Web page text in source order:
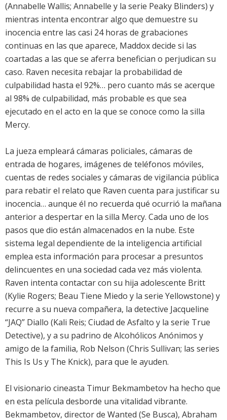
(Annabelle Wallis; Annabelle y la serie Peaky Blinders) y
mientras intenta encontrar algo que demuestre su
inocencia entre las casi 24 horas de grabaciones
continuas en las que aparece, Maddox decide si las
coartadas a las que se aferra benefician o perjudican su
caso. Raven necesita rebajar la probabilidad de
culpabilidad hasta el 92%… pero cuanto más se acerque
al 98% de culpabilidad, más probable es que sea
ejecutado en el acto en la que se conoce como la silla
Mercy.
La jueza empleará cámaras policiales, cámaras de
entrada de hogares, imágenes de teléfonos móviles,
cuentas de redes sociales y cámaras de vigilancia pública
para rebatir el relato que Raven cuenta para justificar su
inocencia… aunque él no recuerda qué ocurrió la mañana
anterior a despertar en la silla Mercy. Cada uno de los
pasos que dio están almacenados en la nube. Este
sistema legal dependiente de la inteligencia artificial
emplea esta información para procesar a presuntos
delincuentes en una sociedad cada vez más violenta.
Raven intenta contactar con su hija adolescente Britt
(Kylie Rogers; Beau Tiene Miedo y la serie Yellowstone) y
recurre a su nueva compañera, la detective Jacqueline
“JAQ” Diallo (Kali Reis; Ciudad de Asfalto y la serie True
Detective), y a su padrino de Alcohólicos Anónimos y
amigo de la familia, Rob Nelson (Chris Sullivan; las series
This Is Us y The Knick), para que le ayuden.
El visionario cineasta Timur Bekmambetov ha hecho que
en esta película desborde una vitalidad vibrante.
Bekmambetov, director de Wanted (Se Busca), Abraham